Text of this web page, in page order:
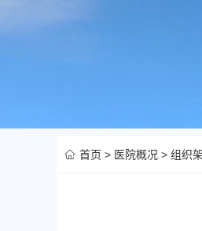
首页 > 医院概况 > 组织